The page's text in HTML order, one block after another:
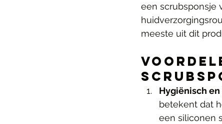
een scrubsponsje
meeste uit dit
Hygiënisch
betekent dat
een siliconen